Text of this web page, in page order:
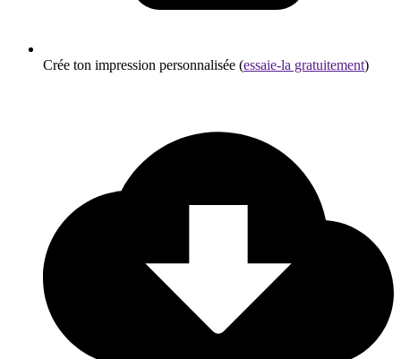
Crée ton impression personnalisée (essaie-la gratuitement)